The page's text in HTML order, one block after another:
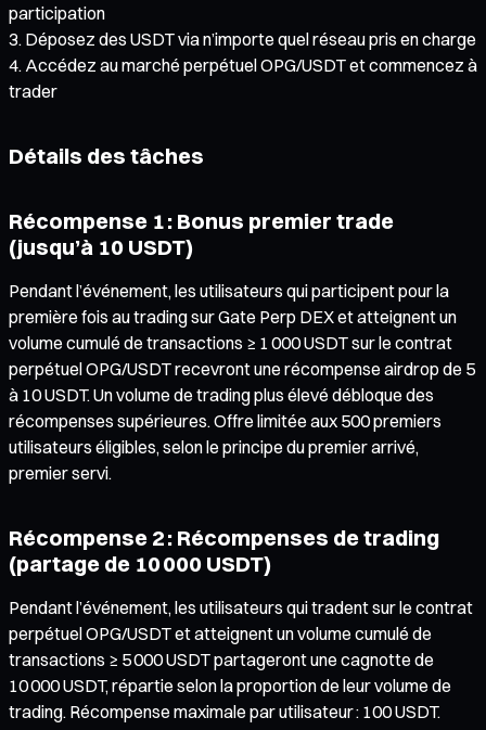
participation
Déposez des USDT via n’importe quel réseau pris en charge
Accédez au marché perpétuel OPG/USDT et commencez à
trader
Détails des tâches
Récompense 1 : Bonus premier trade
(jusqu’à 10 USDT)
Pendant l’événement, les utilisateurs qui participent pour la
première fois au trading sur Gate Perp DEX et atteignent un
volume cumulé de transactions ≥ 1 000 USDT sur le contrat
perpétuel OPG/USDT recevront une récompense airdrop de 5
à 10 USDT. Un volume de trading plus élevé débloque des
récompenses supérieures. Offre limitée aux 500 premiers
utilisateurs éligibles, selon le principe du premier arrivé,
premier servi.
Récompense 2 : Récompenses de trading
(partage de 10 000 USDT)
Pendant l’événement, les utilisateurs qui tradent sur le contrat
perpétuel OPG/USDT et atteignent un volume cumulé de
transactions ≥ 5 000 USDT partageront une cagnotte de
10 000 USDT, répartie selon la proportion de leur volume de
trading. Récompense maximale par utilisateur : 100 USDT.